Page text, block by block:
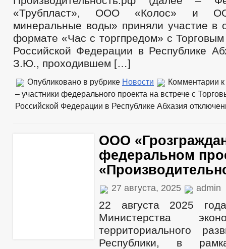
«Трубпласт», ООО «Колос» и
минеральные воды» приняли участие в
формате «Час с торгпредом» с
Российской Федерации в Республике
З.Ю., проходившем […]
Опубликовано в рубрике Новости Комментарии
– участники федерального проекта на встрече с
Российской Федерации в Республике Абхазия
ООО
федеральном
27 августа, 2025 admin
22 августа 2025 года
Министерства
территориального
Республики, в